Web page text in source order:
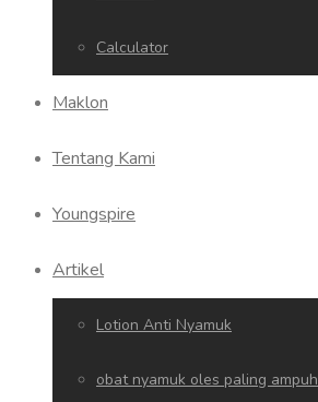
Calculator
Maklon
Tentang Kami
Youngspire
Artikel
Lotion Anti Nyamuk
obat nyamuk oles paling ampuh